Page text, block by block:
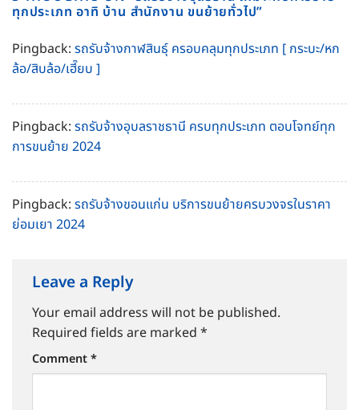
ทุกประเภท อาทิ บ้าน สำนักงาน ขนย้ายทั่วไป”
Pingback: รถรับจ้างกาฬสินธุ์ ครอบคลุมทุกประเภท [ กระบะ/หก
ล้อ/สิบล้อ/เฮี๊ยบ ]
Pingback: รถรับจ้างอุบลราชธานี ครบทุกประเภท ตอบโจทย์ทุก
การขนย้าย 2024
Pingback: รถรับจ้างขอนแก่น บริการขนย้ายครบวงจรในราคา
ย่อมเยา 2024
Leave a Reply
Your email address will not be published.
Required fields are marked *
Comment*